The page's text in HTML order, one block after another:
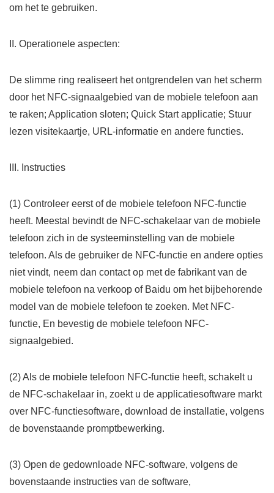
om het te gebruiken.
II. Operationele aspecten:
De slimme ring realiseert het ontgrendelen van het scherm
door het NFC-signaalgebied van de mobiele telefoon aan
te raken; Application sloten; Quick Start applicatie; Stuur
lezen visitekaartje, URL-informatie en andere functies.
III. Instructies
(1) Controleer eerst of de mobiele telefoon NFC-functie
heeft. Meestal bevindt de NFC-schakelaar van de mobiele
telefoon zich in de systeeminstelling van de mobiele
telefoon. Als de gebruiker de NFC-functie en andere opties
niet vindt, neem dan contact op met de fabrikant van de
mobiele telefoon na verkoop of Baidu om het bijbehorende
model van de mobiele telefoon te zoeken. Met NFC-
functie, En bevestig de mobiele telefoon NFC-
signaalgebied.
(2) Als de mobiele telefoon NFC-functie heeft, schakelt u
de NFC-schakelaar in, zoekt u de applicatiesoftware markt
over NFC-functiesoftware, download de installatie, volgens
de bovenstaande promptbewerking.
(3) Open de gedownloade NFC-software, volgens de
bovenstaande instructies van de software,